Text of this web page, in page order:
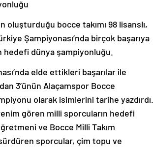
oluşturduğu bocce takımı 98 lisanslı,
Şampiyonası’nda birçok başarıya
hedefi dünya şampiyonluğu.
elde ettikleri başarılar ile
3’ünün Alaçamspor Bocce
olarak isimlerini tarihe yazdırdı.
gören milli sporcuların hedefi
ve Bocce Milli Takım
sporcular, çim topu ve